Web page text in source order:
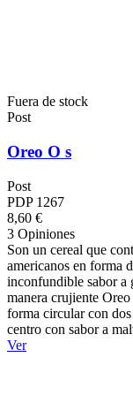
Fuera de stock
Post
Oreo O s
Post
PDP 1267
8,60 €
3 Opiniones
Son un cereal que
americanos en forma
inconfundible sabor a
manera crujiente
forma circular con
centro con sabor a
Ver